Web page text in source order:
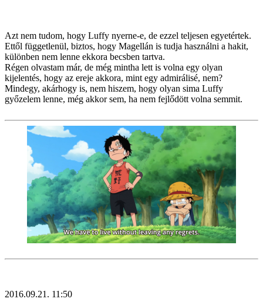
Azt nem tudom, hogy Luffy nyerne-e, de ezzel teljesen egyetértek.
Ettől függetlenül, biztos, hogy Magellán is tudja használni a hakit,
különben nem lenne ekkora becsben tartva.
Régen olvastam már, de még mintha lett is volna egy olyan
kijelentés, hogy az ereje akkora, mint egy admirálisé, nem?
Mindegy, akárhogy is, nem hiszem, hogy olyan sima Luffy
győzelem lenne, még akkor sem, ha nem fejlődött volna semmit.
2016.09.21. 11:50